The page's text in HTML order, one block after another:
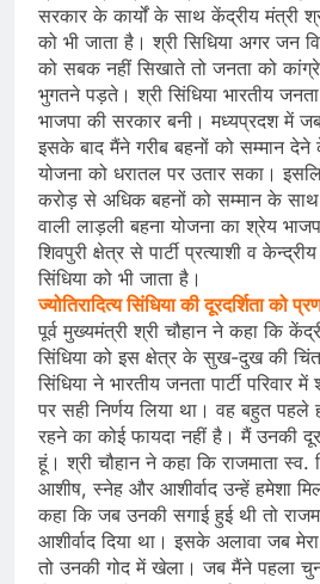
सरकार के कार्यों के साथ केंद्रीय मंत्री श्री
को भी जाता है। श्री सिधिया अगर जन
को सबक नहीं सिखाते तो जनता को
भुगतने पड़ते। श्री सिंधिया भारतीय
भाजपा की सरकार बनी। मध्यप्रदश में
इसके बाद मैंने गरीब बहनों को सम्मान देने
योजना को धरातल पर उतार सका।
करोड़ से अधिक बहनों को सम्मान के
वाली लाड़ली बहना योजना का श्रेय
शिवपुरी क्षेत्र से पार्टी प्रत्याशी व
सिंधिया को भी जाता है।
ज्योतिरादित्य सिंधिया की दूरदर्शिता को
पूर्व मुख्यमंत्री श्री चौहान ने कहा कि
सिंधिया को इस क्षेत्र के सुख-दुख की
सिंधिया ने भारतीय जनता पार्टी परिवार
पर सही निर्णय लिया था। वह बहुत
रहने का कोई फायदा नहीं है। मैं उनकी
हूं। श्री चौहान ने कहा कि राजमाता स्व.
आशीष, स्नेह और आशीर्वाद उन्हें हमेशा
कहा कि जब उनकी सगाई हुई थी तो
आशीर्वाद दिया था। इसके अलावा जब
तो उनकी गोद में खेला। जब मैंने पहला